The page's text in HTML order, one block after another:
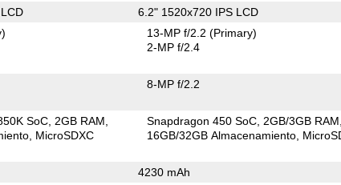
6.2" 1520x720 IPS LCD
13-MP f/2.2(Primary)
2-MP f/2.4
8-MP f/2.2
SoC 2GB RAM
MicroSDXC
Snapdragon 450 SoC 2GB/3GB RAM
16GB/32GB Almacenamiento
4230 mAh